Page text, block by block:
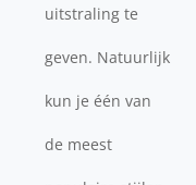
uitstraling te
geven. Natuurlijk
kun je één van
de meest